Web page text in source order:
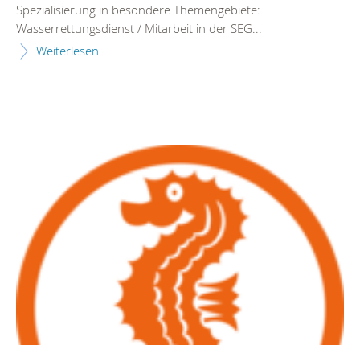
Spezialisierung in besondere Themengebiete:
Wasserrettungsdienst / Mitarbeit in der SEG...
Weiterlesen